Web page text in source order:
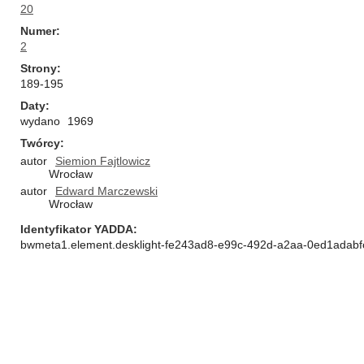
20
Numer
2
Strony
189-195
Daty
wydano
1969
Twórcy
autor
Siemion Fajtlowicz
Wrocław
autor
Edward Marczewski
Wrocław
Identyfikator YADDA
bwmeta1.element.desklight-fe243ad8-e99c-492d-a2aa-